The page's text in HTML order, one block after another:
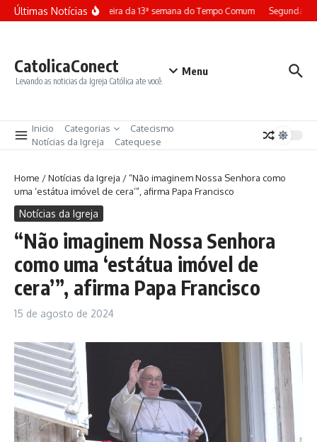
Ir para o conteúdo
Últimas NotíciasTerça-feira da 13ª semana do Tempo Comum Segunda-
CatolicaConect
Levando as noticias da Igreja Católica ate você.
Menu
Inicio Categorias
Catecismo
Notícias da Igreja
Catequese
Home /Notícias da Igreja / “Não imaginem Nossa Senhora como
uma ‘estátua imóvel de cera’”, afirma Papa Francisco
Notícias da Igreja
“Não imaginem Nossa Senhora
como uma ‘estátua imóvel de
cera’”, afirma Papa Francisco
15 de agosto de 2024